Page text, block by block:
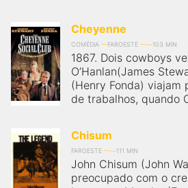
Cheyenne
COMÉDIA FAROESTE 103 MIN
1867. Dois cowboys
O’Hanlan(James
(Henry Fonda) viajam
de trabalhos, quando
Chisum
FAROESTE 111 MIN
John Chisum (John
preocupado com o